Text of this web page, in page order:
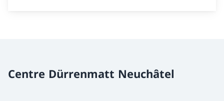
Centre Dürrenmatt Neuchâtel